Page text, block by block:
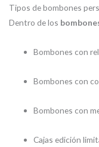
Tipos de bombones
Dentro de los
Bombones con
Bombones con
Bombones con
Cajas edición